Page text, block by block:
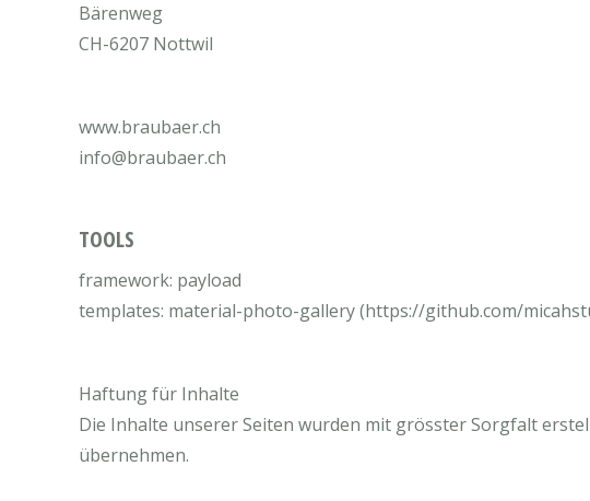
Bärenweg
CH-6207 Nottwil
www.braubaer.ch
info@braubaer.ch
TOOLS
framework: payload
templates: material-photo-gallery (https://github.com/
Haftung für Inhalte
Die Inhalte unserer Seiten wurden mit grösster Sorgfalt
übernehmen.